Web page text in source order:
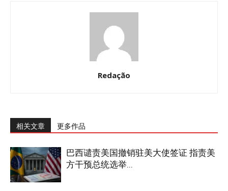
Redação
相关文章 更多作品
巴西谴责美国撤销驻美大使签证 指责美
方干预总统选举...